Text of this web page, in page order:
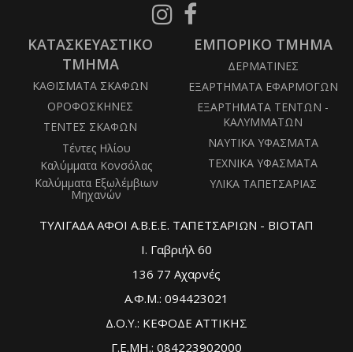
Follow
on
Facebook
ΚΑΤΑΣΚΕΥΑΣΤΙΚΟ
ΤΜΗΜΑ
ΚΑΘΙΣΜΑΤΑ ΣΚΑΦΩΝ
ΟΡΟΦΟΣΚΗΝΕΣ
ΤΕΝΤΕΣ ΣΚΑΦΩΝ
Τέντες Ηλίου
Καλύμματα Κονσόλας
Καλύμματα Εξωλέμβιων
Μηχανών
ΕΜΠΟΡΙΚΟ ΤΜΗΜΑ
ΔΕΡΜΑΤΙΝΕΣ
ΕΞΑΡΤΗΜΑΤΑ ΕΦΑΡΜΟΓΩΝ
ΕΞΑΡΤΗΜΑΤΑ ΤΕΝΤΩΝ -
ΚΑΛΥΜΜΑΤΩΝ
ΝΑΥΤΙΚΑ ΥΦΑΣΜΑΤΑ
ΤΕΧΝΙΚΑ ΥΦΑΣΜΑΤΑ
ΥΛΙΚΑ ΤΑΠΕΤΣΑΡΙΑΣ
ΤΥΛΙΓΑΔΑ ΑΦΟΙ Α.Β.Ε.Ε. ΤΑΠΕΤΣΑΡΙΩΝ - ΒΙΟΤΑΠ
Ι. Γαβριήλ 60
136 77 Αχαρνές
Α.Φ.Μ.: 094423021
Δ.Ο.Υ.: ΚΕΦΟΔΕ ΑΤΤΙΚΗΣ
Γ.Ε.ΜΗ.: 084223902000